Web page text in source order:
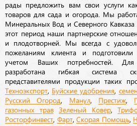
рады предложить вам свои услуги
товаров для сада и огорода. Мы
Минеральных Вод и Северного
этот период наши партнерские
и плодотворней. Мы всегда с
пожеланиям клиента и подготовили
учетом Ваших потребностей. Для
разработана гибкая система
представителями продукции таких
Техноэкспорт Буйские удобрения
Русский Огород Манул, Престиж
газонных трав Зеленый Ковер,
Росторфинвест Фарт, Скорая Помощь